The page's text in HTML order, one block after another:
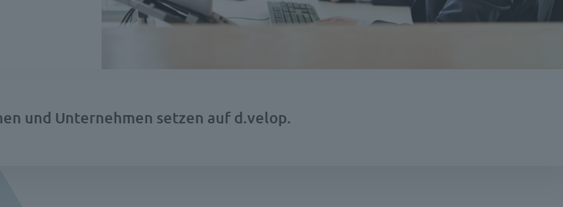
und Unternehmen setzen auf d.velop.